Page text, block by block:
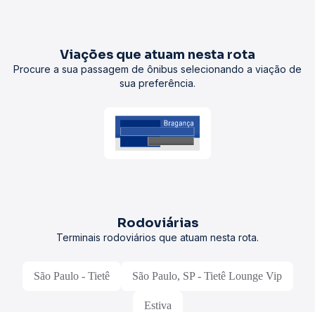
Viações que atuam nesta rota
Procure a sua passagem de ônibus selecionando a viação de
sua preferência.
Rodoviárias
Terminais rodoviários que atuam nesta rota.
São Paulo - Tietê São Paulo, SP - Tietê Lounge Vip
Estiva